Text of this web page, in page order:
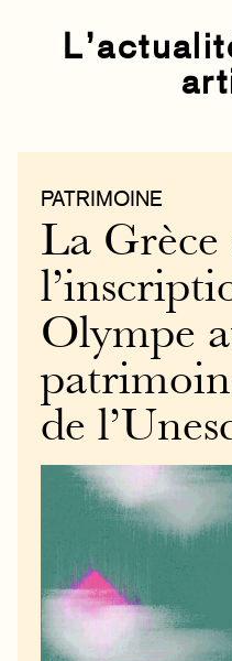
PATRIMOINE
La Grèce
Olympe
de